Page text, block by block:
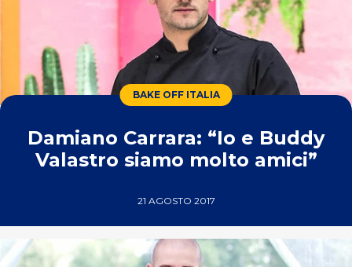
BAKE OFF ITALIA
Damiano Carrara: “Io e Buddy
Valastro siamo molto amici”
21 AGOSTO 2017